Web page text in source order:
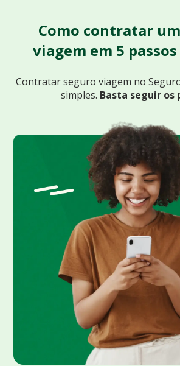
Como contratar
viagem em 5
Contratar seguro viagem no
simples. Basta seguir os